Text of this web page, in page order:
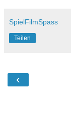
SpielFilmSpass
Teilen
‹